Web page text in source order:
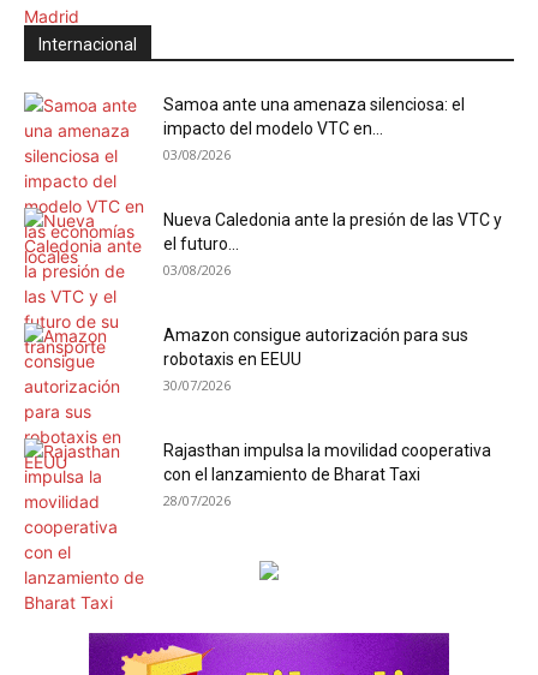
Internacional
Samoa ante una amenaza silenciosa: el
impacto del modelo VTC en...
03/08/2026
Nueva Caledonia ante la presión de las VTC y
el futuro...
03/08/2026
Amazon consigue autorización para sus
robotaxis en EEUU
30/07/2026
Rajasthan impulsa la movilidad cooperativa
con el lanzamiento de Bharat Taxi
28/07/2026